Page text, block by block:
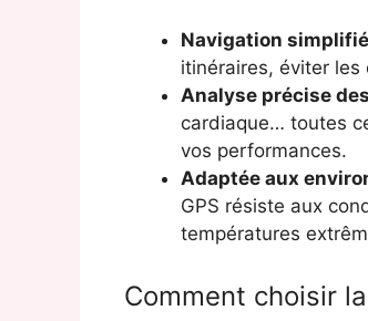
Navigation
itinéraires, éviter
Analyse précise
cardiaque… toutes
vos performances.
Adaptée aux
GPS résiste aux
températures
Comment choisir